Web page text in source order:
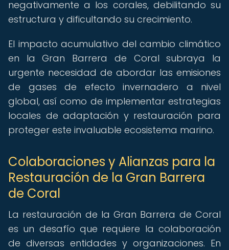
negativamente a los corales, debilitando su
estructura y dificultando su crecimiento.
El impacto acumulativo del cambio climático
en la Gran Barrera de Coral subraya la
urgente necesidad de abordar las emisiones
de gases de efecto invernadero a nivel
global, así como de implementar estrategias
locales de adaptación y restauración para
proteger este invaluable ecosistema marino.
Colaboraciones y Alianzas para la
Restauración de la Gran Barrera
de Coral
La restauración de la Gran Barrera de Coral
es un desafío que requiere la colaboración
de diversas entidades y organizaciones. En